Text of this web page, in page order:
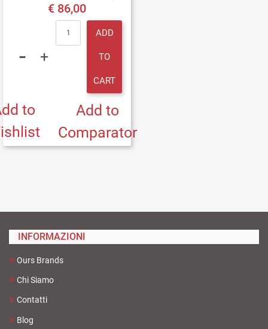
€ 86,00
ADD
TO
CART
to
Add to
Comparator
INFORMAZIONI
Ours Brands
Chi Siamo
Contatti
Blog